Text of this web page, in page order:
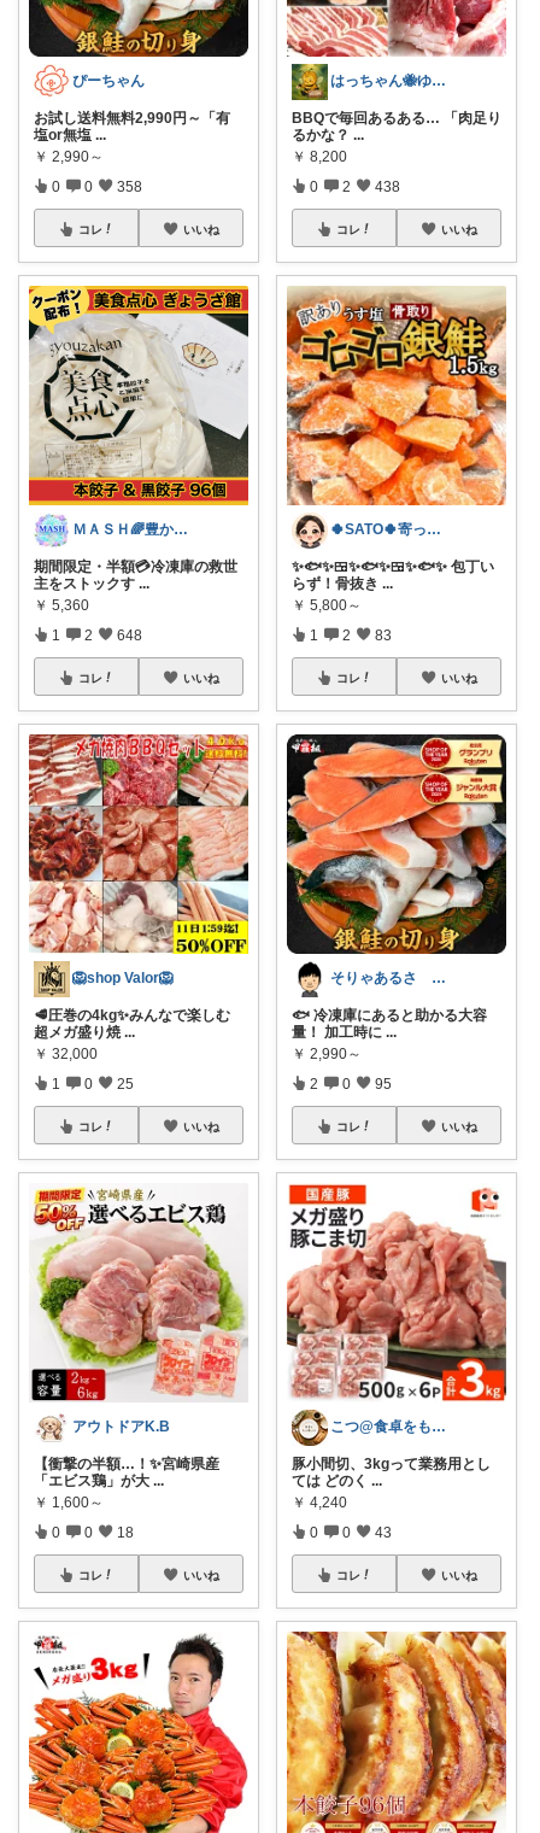
ぴーちゃん
お試し送料無料2,990円～「有
塩or無塩 ...
￥ 2,990～
0 0 358
コレ いいね
ＭＡＳＨ🌈豊かな生活へカスタマイズ🌈
期間限定・半額💳冷凍庫の救世
主をストックす ...
￥ 5,360
1 2 648
コレ いいね
🦁shop Valor🦁
🥩圧巻の4kg✨みんなで楽しむ
超メガ盛り焼 ...
￥ 32,000
1 0 25
コレ いいね
アウトドアK.B
【衝撃の半額…！✨宮崎県産
「エビス鶏」が大 ...
￥ 1,600～
0 0 18
コレ いいね
はっちゃん🐝ゆるレビュー
BBQで毎回あるある… 「肉足り
るかな？ ...
￥ 8,200
0 2 438
コレ いいね
🍀SATO🍀寄って、見てらっしゃい！
✨🐟✨🍱✨🐟✨🍱✨🐟✨ 包丁い
らず！骨抜き ...
￥ 5,800～
1 2 83
コレ いいね
そりゃあるさ X@soryaarusa
🐟 冷凍庫にあると助かる大容
量！ 加工時に ...
￥ 2,990～
2 0 95
コレ いいね
こつ@食卓をもっと楽しく♪
豚小間切、3kgって業務用とし
ては どのく ...
￥ 4,240
0 0 43
コレ いいね